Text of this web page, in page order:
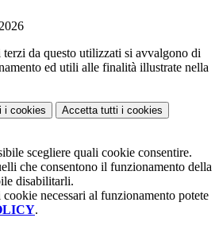
da questo utilizzati si avvalgono di
ed utili alle finalità illustrate nella
i cookies Accetta tutti i cookies
scegliere quali cookie consentire.
che consentono il funzionamento della
disabilitarli.
necessari al funzionamento potete
.